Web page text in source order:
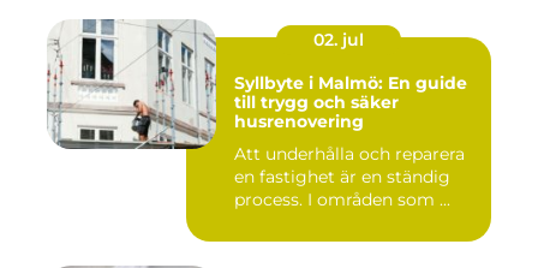
02. jul
Syllbyte i Malmö: En guide
till trygg och säker
husrenovering
Att underhålla och reparera
en fastighet är en ständig
process. I områden som ...